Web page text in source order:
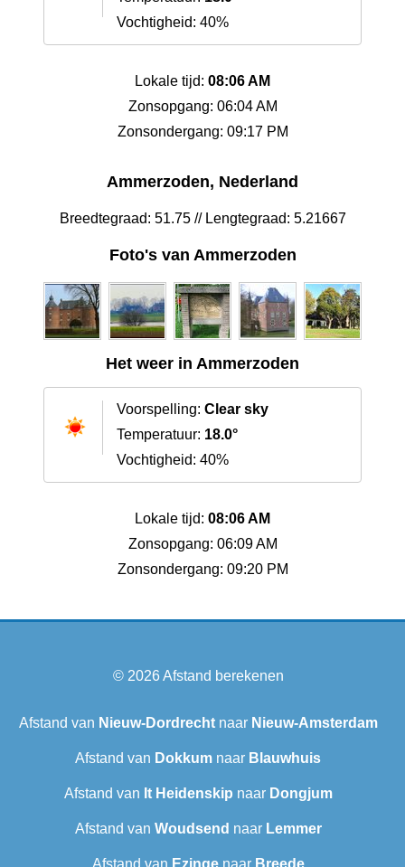
Vochtigheid: 40%
Lokale tijd: 08:06 AM
Zonsopgang: 06:04 AM
Zonsondergang: 09:17 PM
Ammerzoden, Nederland
Breedtegraad: 51.75 // Lengtegraad: 5.21667
Foto's van Ammerzoden
Het weer in Ammerzoden
Voorspelling: Clear sky
Temperatuur: 18.0°
Vochtigheid: 40%
Lokale tijd: 08:06 AM
Zonsopgang: 06:09 AM
Zonsondergang: 09:20 PM
© 2026Afstand berekenen
Afstand van Nieuw-Dordrechtnaar Nieuw-Amsterdam
Afstand van Dokkum naar Blauwhuis
Afstand van It Heidenskip naar Dongjum
Afstand van Woudsend naar Lemmer
Afstand van Ezingenaar Breede